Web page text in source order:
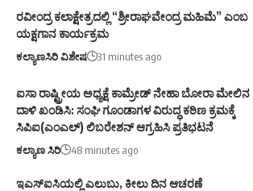
ರವೀಂದ್ರ ಕಲಾಕ್ಷೇತ್ರದಲ್ಲಿ “ಶ್ರೀರಾಘವೇಂದ್ರ ಮಹಿಮೆ” ಎಂಬ
ಯಕ್ಷಗಾನ ಕಾರ್ಯಕ್ರಮ
ಕಲ್ಯಾಣಸಿರಿ ವಿಶೇಷ 31 minutes ago
ಐಸಾ ರಾಷ್ಟ್ರೀಯ ಅಧ್ಯಕ್ಷೆ ಕಾಮ್ರೇಡ್ ನೇಹಾ ಬೋರಾ ಮೇಲಿನ
ದಾಳಿ ಖಂಡಿಸಿ: ಸಂಘಿ ಗೂಂಡಾಗಳ ವಿರುದ್ಧ ಕಠಿಣ ಕ್ರಮಕ್ಕೆ
ಸಿಪಿಐ(ಎಂಎಲ್) ಲಿಬರೇಶನ್ ಆಗ್ರಹಿಸಿ ಪ್ರತಿಭಟನೆ
ಕಲ್ಯಾಣ ಸಿರಿ 48 minutes ago
ಇಎಸ್ಐಸಿಯಲ್ಲಿ ಎಲುಬು, ಕೀಲು ದಿನ ಆಚರಣೆ